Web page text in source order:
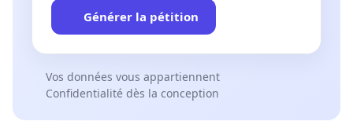
Générer la pétition
Vos données vous appartiennent
Confidentialité dès la conception